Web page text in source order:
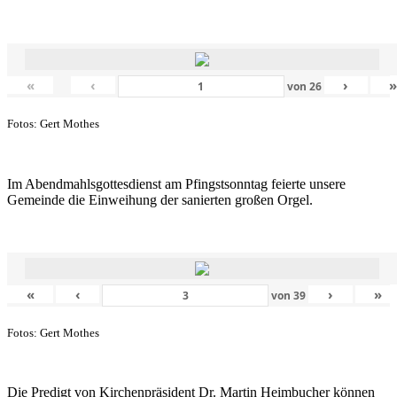
« ‹ von 26 › »
Fotos: Gert Mothes
Im Abendmahlsgottesdienst am Pfingstsonntag feierte unsere
Gemeinde die Einweihung der sanierten großen Orgel.
« ‹ von39 › »
Fotos: Gert Mothes
Die Predigt von Kirchenpräsident Dr. Martin Heimbucher können